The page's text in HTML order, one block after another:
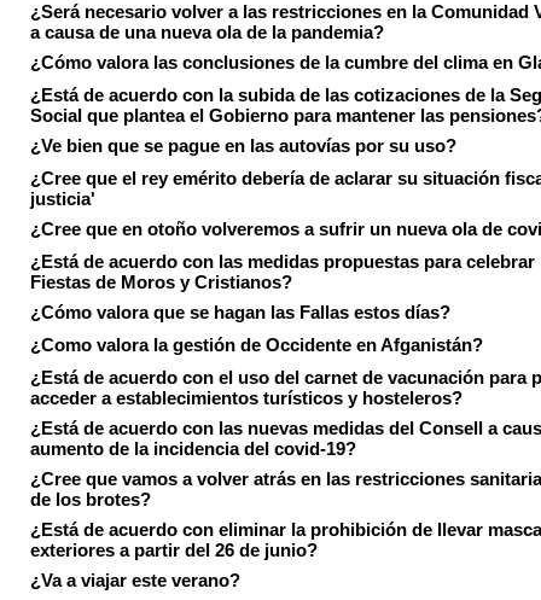
¿Será necesario volver a las restricciones en la Comunidad
a causa de una nueva ola de la pandemia?
¿Cómo valora las conclusiones de la cumbre del clima en
¿Está de acuerdo con la subida de las cotizaciones de la
Social que plantea el Gobierno para mantener las
¿Ve bien que se pague en las autovías por su uso?
¿Cree que el rey emérito debería de aclarar su situación
justicia'
¿Cree que en otoño volveremos a sufrir un nueva ola de
¿Está de acuerdo con las medidas propuestas para celebrar
Fiestas de Moros y Cristianos?
¿Cómo valora que se hagan las Fallas estos días?
¿Como valora la gestión de Occidente en Afganistán?
¿Está de acuerdo con el uso del carnet de vacunación para
acceder a establecimientos turísticos y hosteleros?
¿Está de acuerdo con las nuevas medidas del Consell a
aumento de la incidencia del covid-19?
¿Cree que vamos a volver atrás en las restricciones
de los brotes?
¿Está de acuerdo con eliminar la prohibición de llevar
exteriores a partir del 26 de junio?
¿Va a viajar este verano?